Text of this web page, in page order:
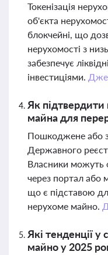
Токенізація
об'єкта
блокчейні, що
нерухомості з
забезпечує
інвестиціями.
Як
майна для
Пошкоджене або
Державного
Власники можуть
через портал або
що є підставою
нерухоме майно.
Які тенденції у
майно у 2025